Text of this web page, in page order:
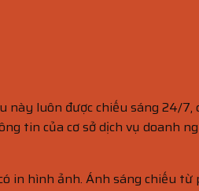
luôn được chiếu sáng 24/7,
tin của cơ sở dịch vụ doanh
hình ảnh. Ánh sáng chiếu từ